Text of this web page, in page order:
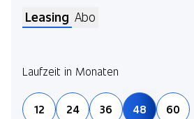
Leasing Abo
Laufzeit in Monaten
12 24 36 48
60